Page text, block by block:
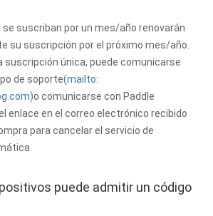
se suscriban por un mes/año renovarán
su suscripción por el próximo mes/año.
suscripción única, puede comunicarse
de soporte(mailto:
)o comunicarse con Paddle
enlace en el correo electrónico recibido
para cancelar el servicio de
puede admitir un código